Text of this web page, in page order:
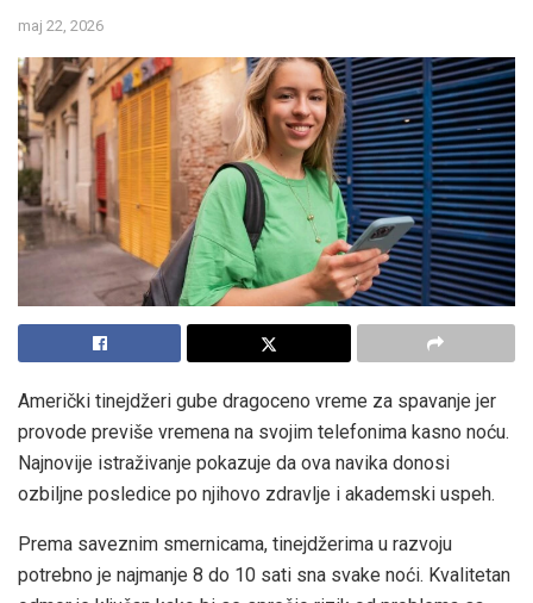
maj 22, 2026
Američki tinejdžeri gube dragoceno vreme za spavanje jer
provode previše vremena na svojim telefonima kasno noću.
Najnovije istraživanje pokazuje da ova navika donosi
ozbiljne posledice po njihovo zdravlje i akademski uspeh.
Prema saveznim smernicama, tinejdžerima u razvoju
potrebno je najmanje 8 do 10 sati sna svake noći. Kvalitetan